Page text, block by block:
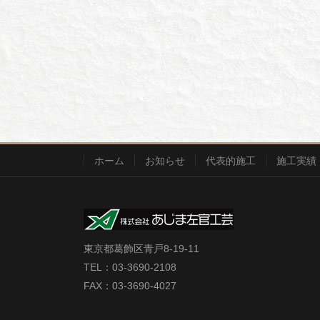
ホーム お知らせ 代表的施工 施工実績
東京都葛飾区青戸8-19-11
TEL：03-3690-2108
FAX：03-3690-4027